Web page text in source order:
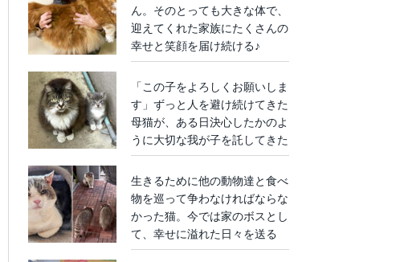
ん。そのとっても大きな体で、
迎えてくれた家族にたくさんの
幸せと笑顔を届け続ける♪
「この子をよろしくお願いしま
す」ずっと人を避け続けてきた
母猫が、ある日決心したかのよ
うに大切な我が子を託してきた
生きるために他の動物達と食べ
物を巡って争わなければならな
かった猫。今では家のボスとし
て、幸せに溢れた日々を送る